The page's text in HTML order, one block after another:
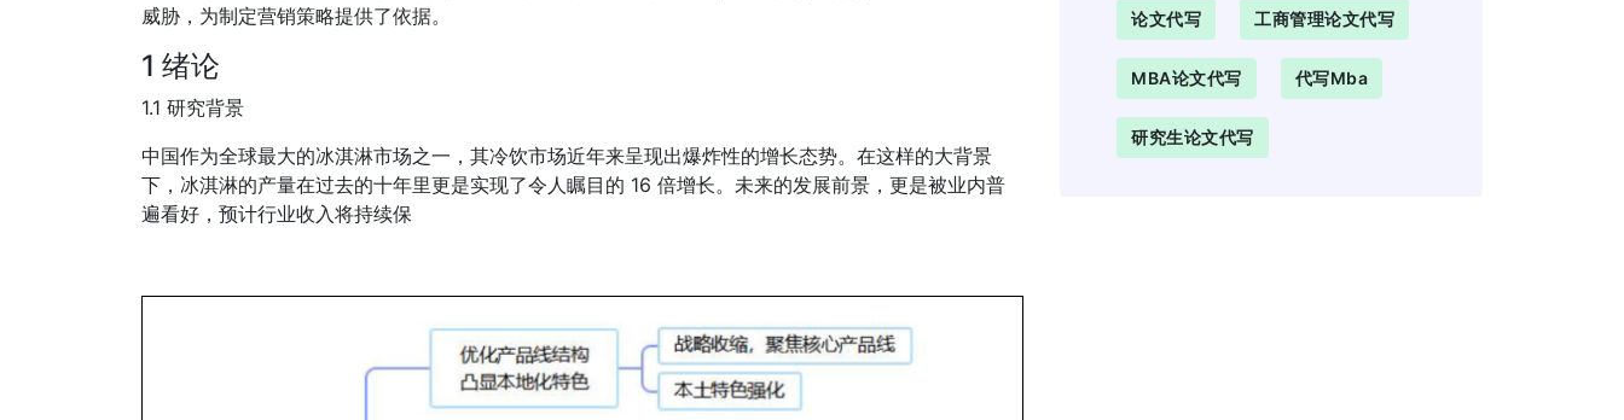
威胁，为制定营销策略提供了依据。
1 绪论
1.1 研究背景
中国作为全球最大的冰淇淋市场之一，其冷饮市场近年来呈现出爆炸性的增长态势。在这样的大背景
下，冰淇淋的产量在过去的十年里更是实现了令人瞩目的 16 倍增长。未来的发展前景，更是被业内普
遍看好，预计行业收入将持续保
论文代写 工商管理论文代写
MBA论文代写 代写mba
研究生论文代写